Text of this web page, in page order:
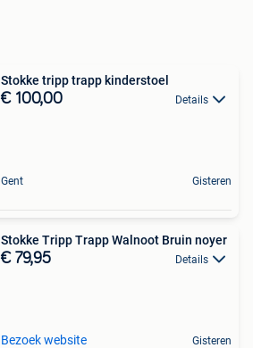
Stokke tripp trapp kinderstoel
€ 100,00 Details
Gent Gisteren
Stokke Tripp Trapp Walnoot Bruin noyer
€ 79,95 Details
Bezoek website Gisteren